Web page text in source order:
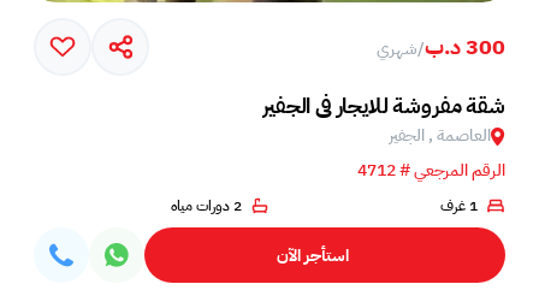
300 د.ب /شهري
شقة مفروشة للايجار في الجفير
العاصمة , الجفير
الرقم المرجعي # 4712
1 غرف 2 دورات مياه
استأجر الآن